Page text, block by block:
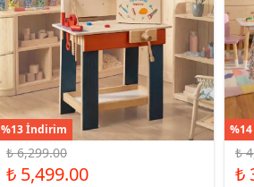
%13 İndirim
₺ 6,299.00
₺ 5,499.00
₺
₺